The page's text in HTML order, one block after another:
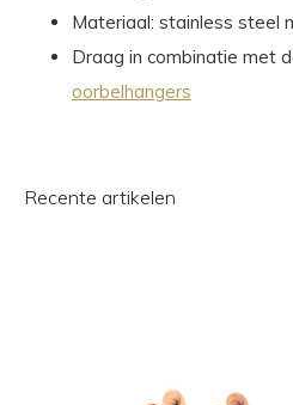
Materiaal: stainless steel
Draag in combinatie met
oorbelhangers
Recente artikelen